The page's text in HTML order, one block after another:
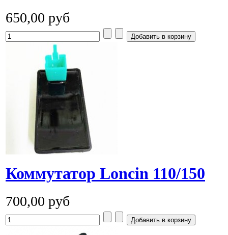
650,00 руб
Коммутатор Loncin 110/150
700,00 руб